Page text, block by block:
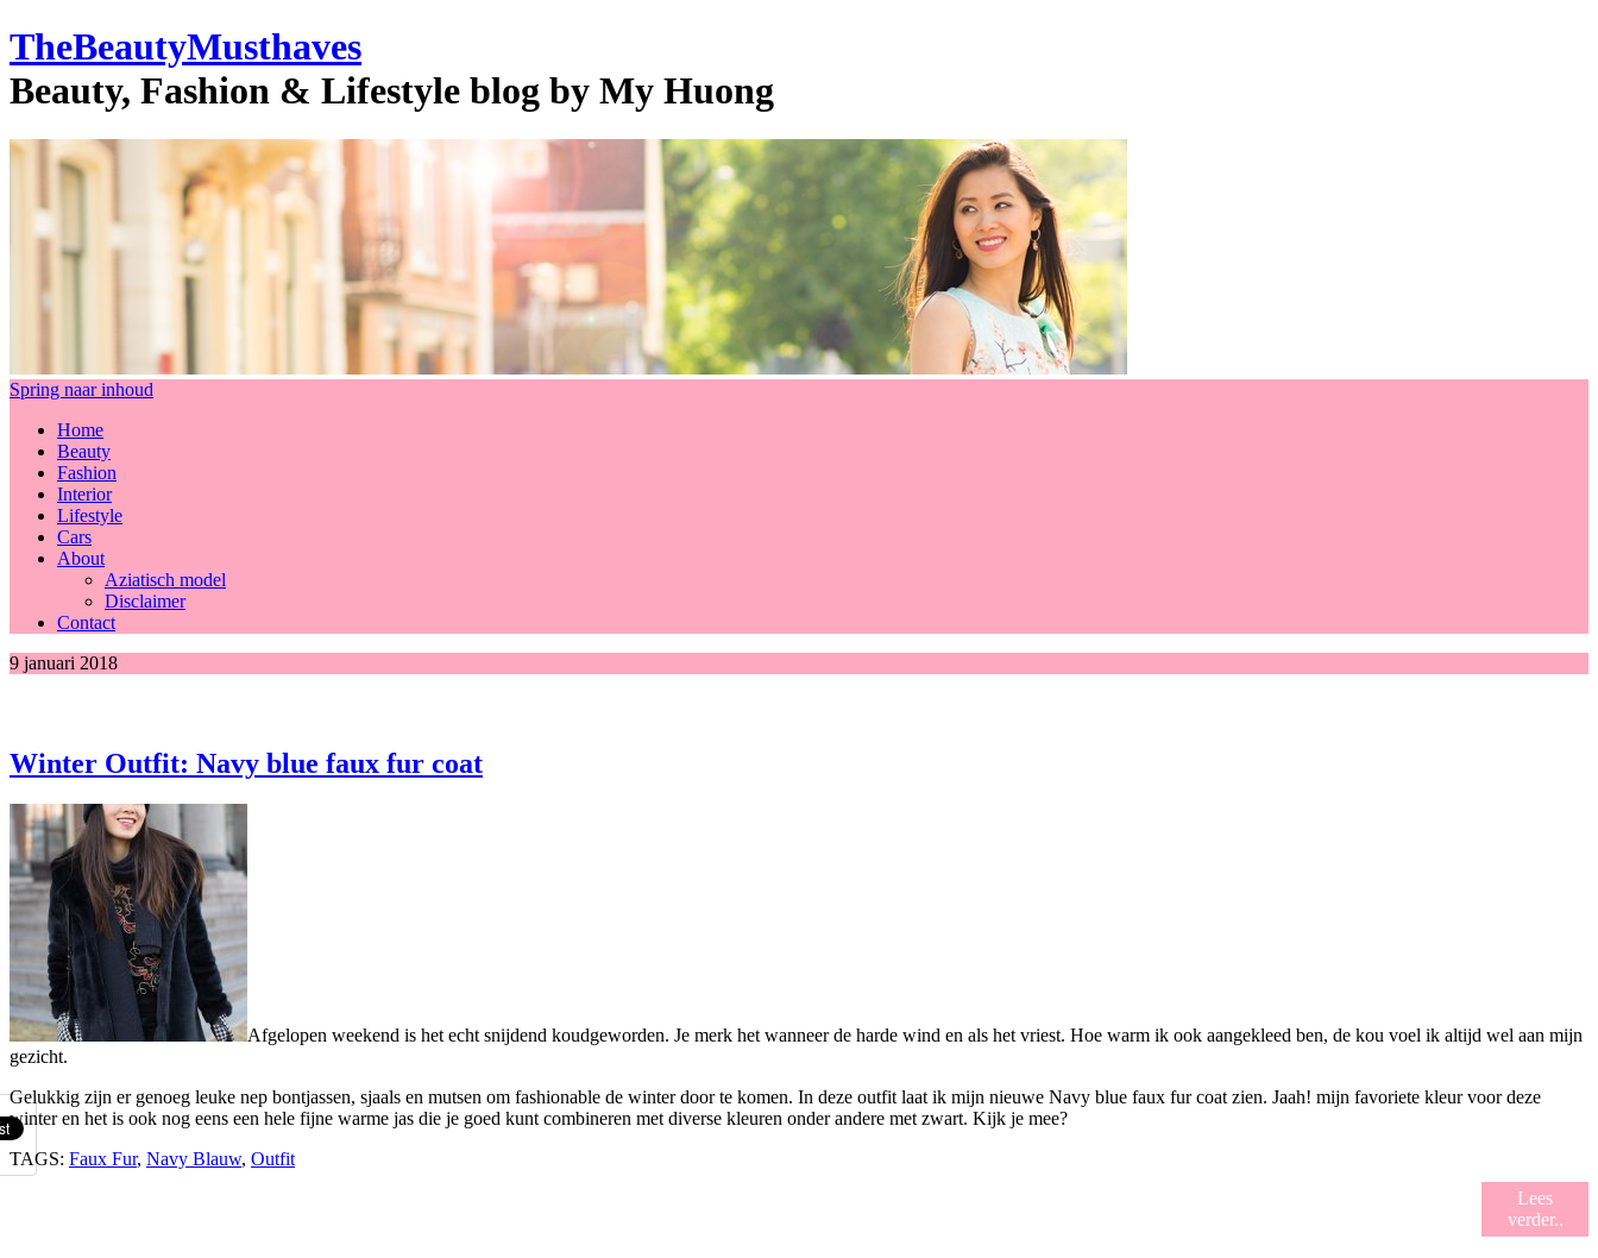
TheBeautyMusthaves
Beauty, Fashion & Lifestyle blog by My Huong
Spring naar inhoud
Home
Beauty
Fashion
Interior
Lifestyle
Cars
About
Aziatisch model
Disclaimer
Contact
9 januari 2018
Winter Outfit: Navy blue faux fur coat
Afgelopen weekend is het echt snijdend koudgeworden. Je merk het wanneer de harde wind en als het vriest. Hoe warm ik ook aangekleed ben, de kou voel ik altijd wel aan mijn
gezicht.
Gelukkig zijn er genoeg leuke nep bontjassen, sjaals en mutsen om fashionable de winter door te komen. In deze outfit laat ik mijn nieuwe Navy blue faux fur coat zien. Jaah! mijn favoriete kleur voor deze
winter en het is ook nog eens een hele fijne warme jas die je goed kunt combineren met diverse kleuren onder andere met zwart. Kijk je mee?
TAGS: Faux Fur, Navy Blauw, Outfit
Lees
verder..